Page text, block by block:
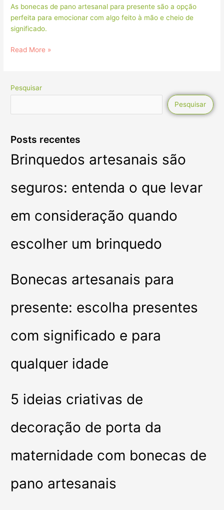
As bonecas de pano artesanal para presente são a opção
perfeita para emocionar com algo feito à mão e cheio de
significado.
Read More »
Pesquisar
Pesquisar
Posts recentes
Brinquedos artesanais são
seguros: entenda o que levar
em consideração quando
escolher um brinquedo
Bonecas artesanais para
presente: escolha presentes
com significado e para
qualquer idade
5 ideias criativas de
decoração de porta da
maternidade com bonecas de
pano artesanais